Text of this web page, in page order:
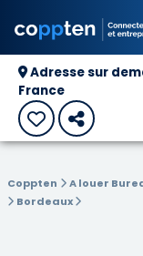
Adresse sur
France
Coppten A louer
Bordeaux